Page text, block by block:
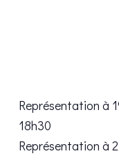
Représentation à
18h30
Représentation à